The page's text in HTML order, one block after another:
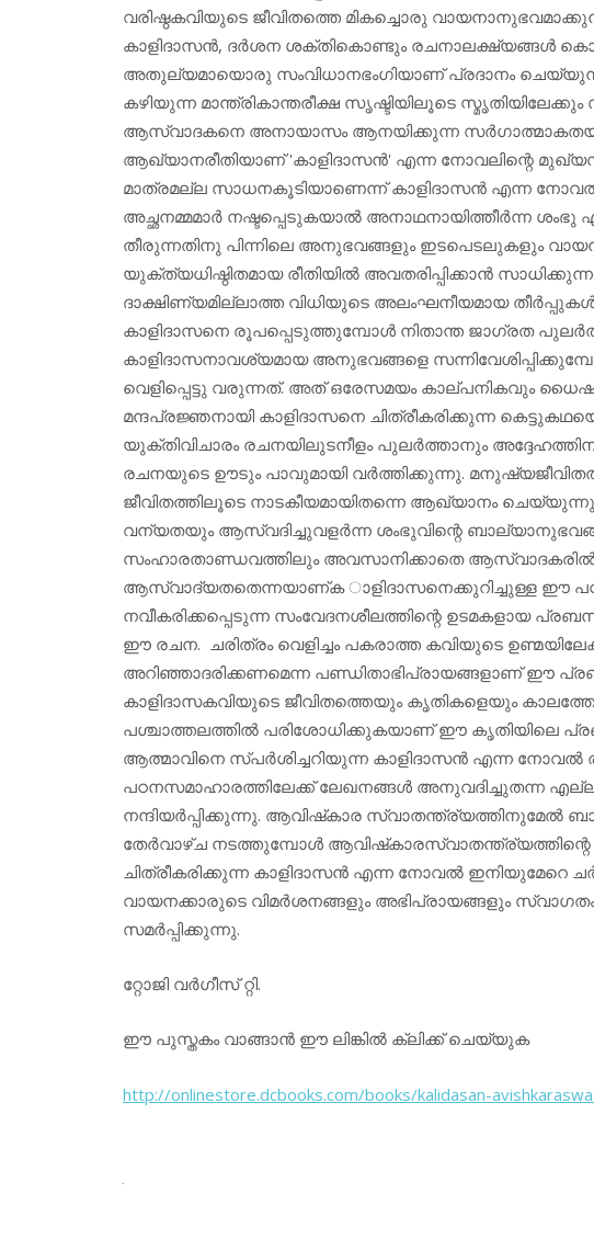
വരിഷ്ഠകവിയുടെ ജീവിതത്തെ മികച്ചൊരു
കാളിദാസന്‍, ദര്‍ശന ശക്തികൊണ്ടും രചനാലക്ഷ്യങ്ങള്‍
അതുല്യമായൊരു സംവിധാനഭംഗിയാണ് പ്രദാനം
കഴിയുന്ന മാന്ത്രികാന്തരീക്ഷ സൃഷ്ടിയിലൂടെ
ആസ്വാദകനെ അനായാസം ആനയിക്കുന്ന
ആഖ്യാനരീതിയാണ് 'കാളിദാസന്‍' എന്ന നോവലിന്റെ
മാത്രമല്ല സാധനകൂടിയാണെന്ന് കാളിദാസന്‍ എന്ന
അച്ഛനമ്മമാര്‍ നഷ്ടപ്പെടുകയാല്‍ അനാഥനായിത്തീര്‍ന്ന ശംഭു
തീരുന്നതിനു പിന്നിലെ അനുഭവങ്ങളും ഇടപെടലുകളും
യുക്ത്യധിഷ്ഠിതമായ രീതിയില്‍ അവതരിപ്പിക്കാന്‍
ദാക്ഷിണ്യമില്ലാത്ത വിധിയുടെ അലംഘനീയമായ
കാളിദാസനെ രൂപപ്പെടുത്തുമ്പോള്‍ നിതാന്ത ജാഗ്രത
കാളിദാസനാവശ്യമായ അനുഭവങ്ങളെ
വെളിപ്പെട്ടു വരുന്നത്. അത് ഒരേസമയം കാല്പനികവും
മന്ദപ്രജ്ഞനായി കാളിദാസനെ ചിത്രീകരിക്കുന്ന
യുക്തിവിചാരം രചനയിലുടനീളം പുലര്‍ത്താനും
രചനയുടെ ഊടും പാവുമായി വര്‍ത്തിക്കുന്നു.
ജീവിതത്തിലൂടെ നാടകീയമായിതന്നെ ആഖ്യാനം
വന്യതയും ആസ്വദിച്ചുവളര്‍ന്ന ശംഭുവിന്റെ
സംഹാരതാണ്ഡവത്തിലും അവസാനിക്കാതെ ആസ്വാദകരില്‍
ആസ്വാദ്യതതെന്നയാണ്ക ാളിദാസനെക്കുറിച്ചുള്ള ഈ
നവീകരിക്കപ്പെടുന്ന സംവേദനശീലത്തിന്റെ ഉടമകളായ
ഈ രചന. ചരിത്രം വെളിച്ചം പകരാത്ത കവിയുടെ
അറിഞ്ഞാദരിക്കണമെന്ന പണ്ഡിതാഭിപ്രായങ്ങളാണ് ഈ
കാളിദാസകവിയുടെ ജീവിതത്തെയും കൃതികളെയും
പശ്ചാത്തലത്തില്‍ പരിശോധിക്കുകയാണ് ഈ കൃതിയിലെ
ആത്മാവിനെ സ്പര്‍ശിച്ചറിയുന്ന കാളിദാസന്‍ എന്ന നോവല്‍
പഠനസമാഹാരത്തിലേക്ക് ലേഖനങ്ങള്‍ അനുവദിച്ചുതന്ന
നന്ദിയര്‍പ്പിക്കുന്നു. ആവിഷ്‌കാര
തേര്‍വാഴ്ച നടത്തുമ്പോള്‍
ചിത്രീകരിക്കുന്ന കാളിദാസന്‍ എന്ന നോവല്‍ ഇനിയുമേറെ
വായനക്കാരുടെ വിമര്‍ശനങ്ങളും അഭിപ്രായങ്ങളും
സമര്‍പ്പിക്കുന്നു.
റ്റോജി വര്‍ഗീസ് റ്റി.
ഈ പുസ്തകം വാങ്ങാന്‍ ഈ ലിങ്കില്‍ ക്ലിക്ക് ചെയ്യുക
http://onlinestore.dcbooks.com/books/kalidasan-